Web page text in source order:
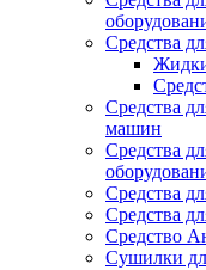
Средства
Средства
машин
Средства
Средства
Средства
Средство
Сушилки